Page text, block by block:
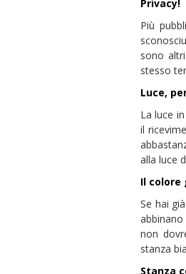
Privacy!
Più
sono
stesso
Luce,
La luce
il
alla luce
Il colore
Se hai
non
stanza
Stanza